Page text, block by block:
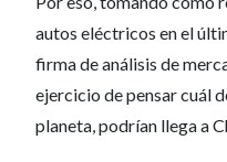
autos eléctricos en el
firma de análisis de
ejercicio de pensar cuál
planeta, podrían llega a